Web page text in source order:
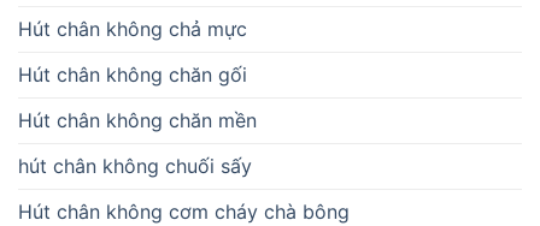
Hút chân không chả mực
Hút chân không chăn gối
Hút chân không chăn mền
hút chân không chuối sấy
Hút chân không cơm cháy chà bông